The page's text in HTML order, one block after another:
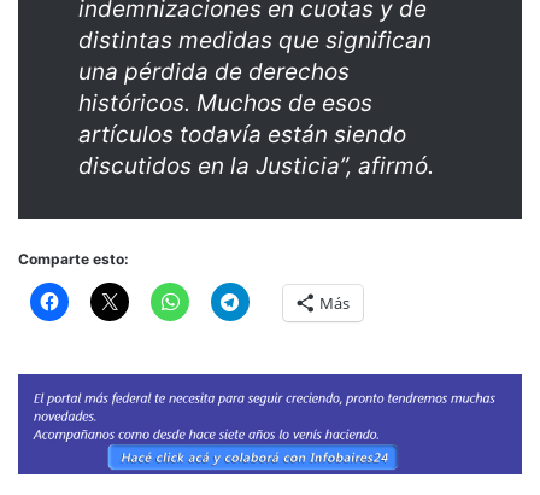
indemnizaciones en cuotas y de
distintas medidas que significan
una pérdida de derechos
históricos. Muchos de esos
artículos todavía están siendo
discutidos en la Justicia”, afirmó.
Comparte esto:
Más